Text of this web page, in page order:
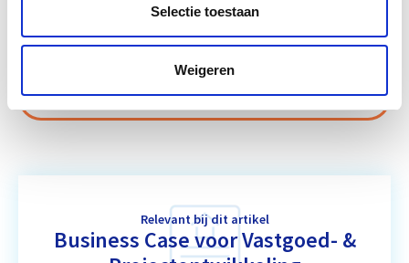
Selectie toestaan
Weigeren
Circulair Bouwen Start do 24 sep
Vastgoedmanagement Start ma 14 sep
Relevant bij dit artikel
Business Case voor Vastgoed- &